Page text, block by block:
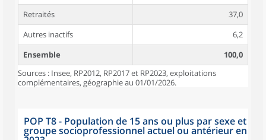
Retraités
37,0
Autres inactifs
6,2
Ensemble
100,0
Sources : Insee, RP2012, RP2017 et RP2023, exploitations
complémentaires, géographie au 01/01/2026.
POP T8 - Population de 15 ans ou plus par sexe et
groupe socioprofessionnel actuel ou antérieur en